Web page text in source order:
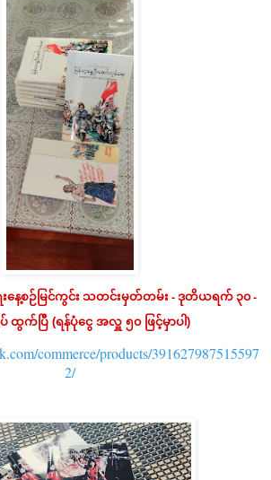
းနေ့စဉ်မြင်ကွင်း သတင်းမှတ်တမ်း - ဒုတိယရက် ၃၀ -
ထွက်ပြီ (ရန်ပုံငွေ အလှူ ၅၀ ဖြင့်မှာပါ)
commerce/products/391627987515597
2/